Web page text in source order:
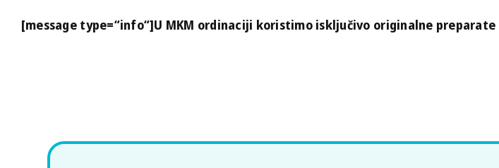
[message type=“info“]U MKM ordinaciji koristimo isključivo originalne